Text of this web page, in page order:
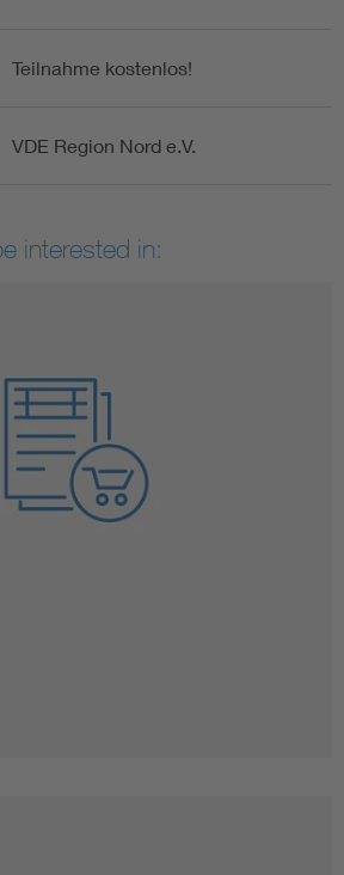
Teilnahme kostenlos!
VDE Region Nord e.V.
interested in: